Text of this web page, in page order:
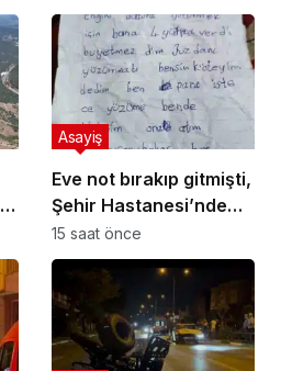
Eve not bırakıp gitmişti,
Şehir Hastanesi’nde
bulundu
Asayiş
15 saat önce